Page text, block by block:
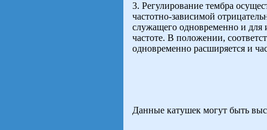
3. Регулирование тембра
частотно-зависимой
служащего одновременно и
частоте. В положении,
одновременно расширяется и
Данные катушек могут быть